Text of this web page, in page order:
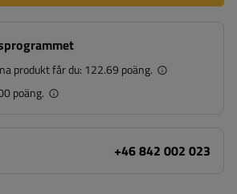
produkt får du: 122.69 poäng.
poäng.
+46 842 002 023